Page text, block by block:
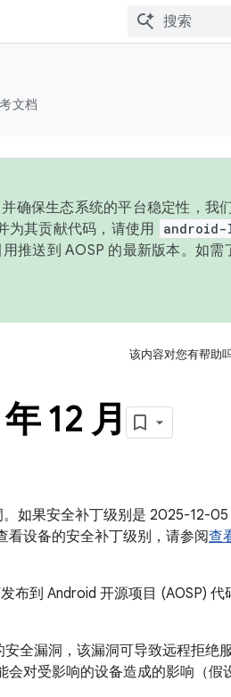
文档
确保生态系统的平台稳定性，我
为其贡献代码，请使用
推送到 AOSP 的最新版本。如需
该内容对您有帮助
12 月
如果安全补丁级别是 2025-12-
看设备的安全补丁级别，请参阅查
布到 Android 开源项目 (AOSP) 代
全漏洞，该漏洞可导致远程拒绝
会对受影响的设备造成的影响（假